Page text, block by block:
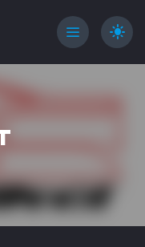
menu light_mode